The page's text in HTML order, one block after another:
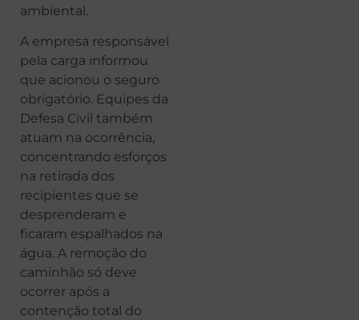
ambiental.
A empresa responsável
pela carga informou
que acionou o seguro
obrigatório. Equipes da
Defesa Civil também
atuam na ocorrência,
concentrando esforços
na retirada dos
recipientes que se
desprenderam e
ficaram espalhados na
água. A remoção do
caminhão só deve
ocorrer após a
contenção total do